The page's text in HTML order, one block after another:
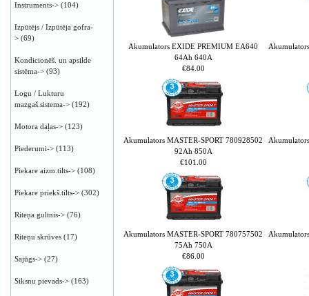
Akumulators EXIDE PREMIUM EA640
64Ah 640A
€84.00
Akumulators MASTER-SPORT 780928502
92Ah 850A
€101.00
Akumulators MASTER-SPORT 780757502
75Ah 750A
€86.00
Instruments-> (104)
Izpūtējs / Izpūtēja gofra-
> (69)
Kondicionēš. un apsilde
sistēma-> (93)
Logu / Lukturu
mazgaš.sistema-> (192)
Motora daļas-> (123)
Piederumi-> (113)
Piekare aizm.tilts-> (108)
Piekare priekš.tilts-> (302)
Riteņa gultnis-> (76)
Riteņu skrūves (17)
Sajūgs-> (27)
Siksnu pievads-> (163)